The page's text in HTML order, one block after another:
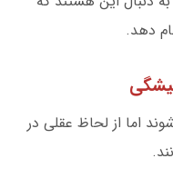
دهد.
اما از لحاظ عقلی در